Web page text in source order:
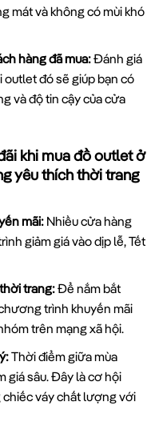
mát và không có mùi khó
hàng đã mua:Đánh giá
đó sẽ giúp bạn có
và độ tin cậy của cửa
khi mua đồ outlet ở
yêu thích thời trang
mãi:Nhiều cửa hàng
giảm giá vào dịp lễ, Tết
trang:Để nắm bắt
trình khuyến mãi
trên mạng xã hội.
Thời điểm giữa mùa
giá sâu. Đây là cơ hội
váy chất lượng với